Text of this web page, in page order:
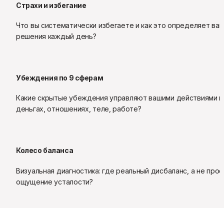
Страхи и избегание
Что вы систематически избегаете и как это определяет
решения каждый день?
Убеждения по 9 сферам
Какие скрытые убеждения управляют вашими действиями в
деньгах, отношениях, теле, работе?
Колесо баланса
Визуальная диагностика: где реальный дисбаланс, а не
ощущение усталости?